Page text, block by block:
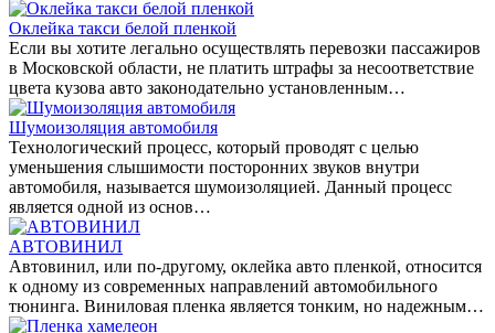
Оклейка такси белой пленкой
Если вы хотите легально осуществлять перевозки пассажиров
в Московской области, не платить штрафы за несоответствие
цвета кузова авто законодательно установленным…
Шумоизоляция автомобиля
Технологический процесс, который проводят с целью
уменьшения слышимости посторонних звуков внутри
автомобиля, называется шумоизоляцией. Данный процесс
является одной из основ…
АВТОВИНИЛ
Автовинил, или по-другому, оклейка авто пленкой, относится
к одному из современных направлений автомобильного
тюнинга. Виниловая пленка является тонким, но надежным…